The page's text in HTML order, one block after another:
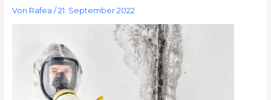
Von Rafea /21. September 2022